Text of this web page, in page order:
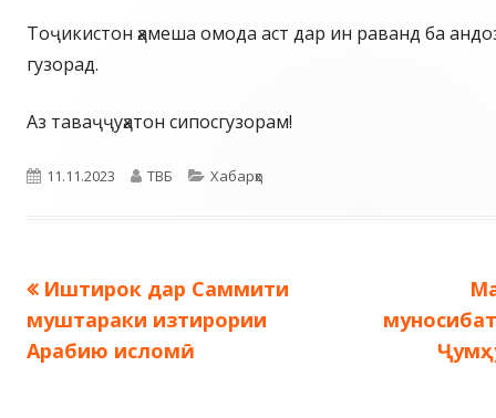
Тоҷикистон ҳамеша омода аст дар ин раванд ба
гузорад.
Аз таваҷҷуҳатон сипосгузорам!
Опубликовано
11.11.2023 Автор
ТВБ Рубрики
Хабарҳо
Навигация
по
Предыдущая
запись:
Иштирок дар Саммити
муштараки изтирории
Арабию исломӣ.